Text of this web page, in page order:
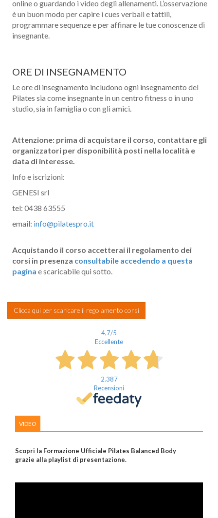
online o guardando i video degli allenamenti. L’osservazione
è un buon modo per capire i cues verbali e tattili,
programmare sequenze e per affinare le tue conoscenze di
insegnante.
ORE DI INSEGNAMENTO
Le ore di insegnamento includono ogni insegnamento del
Pilates sia come insegnante in un centro fitness o in uno
studio, sia in famiglia o con gli amici.
Attenzione: prima di acquistare il corso, contattare gli
organizzatori per disponibilità posti nella località e
data di interesse.
Info e iscrizioni:
GENESI srl
tel: 0438 63555
email: info@pilatespro.it
Acquistando il corso accetterai il regolamento dei
corsi in presenza consultabile accedendo a questa
pagina e scaricabile qui sotto.
Clicca qui per scaricare il regolamento corsi
4,7/5
Eccellente
2.387
Recensioni
VIDEO
Scopri la Formazione Ufficiale Pilates Balanced Body
grazie alla playlist di presentazione.